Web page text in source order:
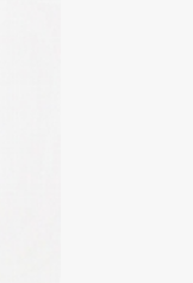
」
部分
在台
生與
關
如：
養缺
綴